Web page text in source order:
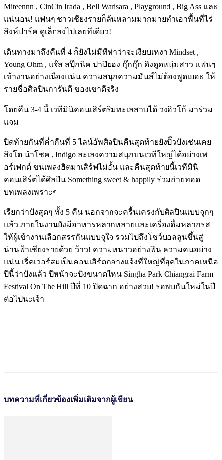
Miteennn , CinCin Irada , Bell Warisara , Playground , Big Ass และ
แน่นอน! แฟนๆ ชาวเชียงรายก็ล้นหลามมากมายทำเอาพื้นที่ไร่
สิงห์ปาร์ค ดูเล็กลงไปเลยทีเดียว!
เดินทางมาถึงคืนที่ 4 ก็ยังไม่มีทีท่าว่าจะเงียบเหงา Mindset ,
Young Ohm , แจ๊ส สปุ๊กนิค ปาปิยอง กุ๊กกุ๊ก ดึงดูดหนุ่มสาว เเฟนๆ
เข้างานอย่างเนืองแน่น ความสนุกความมันส์ไม่ต้องพูดเยอะ ให้
รายชื่อศิลปินการันตี ของเขาดีจริง
โดยคืน 3-4 นี้ เวทีมินิคอนเสิร์ตริมทะเลสาบได้ วงฮิวโก้ มาร่วม
แจม
​ปิดท้ายกันที่ค่ำคืนที่ 5 ไลน์อัพศิลปินคืนสุดท้ายยังปั๊วปังเช่นเคย
สิงโต นำโชค , Indigo ละเลงความสนุกบนเวทีใหญ่ได้อย่างเพ
อร์เฟกต์ ขนเพลงฮิตมาเสิร์ฟไม่อั้น และคืนสุดท้ายนี้เวทีมินิ
คอนเสิร์ตได้ศิลปิน Something sweet & happily ร่วมถ่ายทอด
บทเพลงเพราะๆ
​เรียกว่าปังสุดๆ ทั้ง 5 คืน นอกจากจะครื้นเครงกับศิลปินแบบจุกๆ
แล้ว ภายในงานยังมีอาหารหลากหลายและเครื่องดื่มหลากรส
ให้ผู้เข้างานเลือกสรรกันแบบจุใจ รวมไปถึงโชว์บอลลูนขึ้นสู่
น่านฟ้าเชียงรายด้วย ว้าว! ความหนาวอย่างฟิน ความคนอย่าง
แน่น เริ่ดเวอร์สมเป็นคอนเสิร์ตกลางแจ้งที่ใหญ่ที่สุดในภาคเหนือ
ปีนี้ว่าปังแล้ว ปีหน้าจะปังขนาดไหน Singha Park Chiangrai Farm
Festival On The Hill ปีที่ 10 ปิดฉาก อย่างสวย! รอพบกันใหม่ในปี
ต่อไปนะเจ้า
บทความที่เกี่ยวข้องเพิ่มเติมจากผู้เขียน